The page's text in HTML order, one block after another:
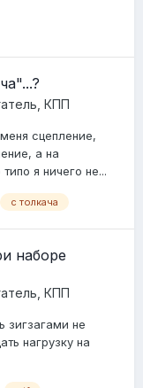
КПП
сцепление,
а на
я ничего не...
с толкача
наборе
КПП
зигзагами не
нагрузку на